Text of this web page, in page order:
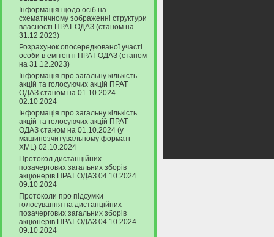
Інформація щодо осіб на
схематичному зображенні структури
власності ПРАТ ОДАЗ (станом на
31.12.2023)
Розрахунок опосередкованої участі
особи в емітенті ПРАТ ОДАЗ (станом
на 31.12.2023)
Інформація про загальну кількість
акцій та голосуючих акцій ПРАТ
ОДАЗ станом на 01.10.2024
02.10.2024
Інформація про загальну кількість
акцій та голосуючих акцій ПРАТ
ОДАЗ станом на 01.10.2024 (у
машинозчитувальному форматі
XML) 02.10.2024
Протокол дистанційних
позачергових загальних зборів
акціонерів ПРАТ ОДАЗ 04.10.2024
09.10.2024
Протоколи про підсумки
голосування на дистанційних
позачергових загальних зборів
акціонерів ПРАТ ОДАЗ 04.10.2024
09.10.2024